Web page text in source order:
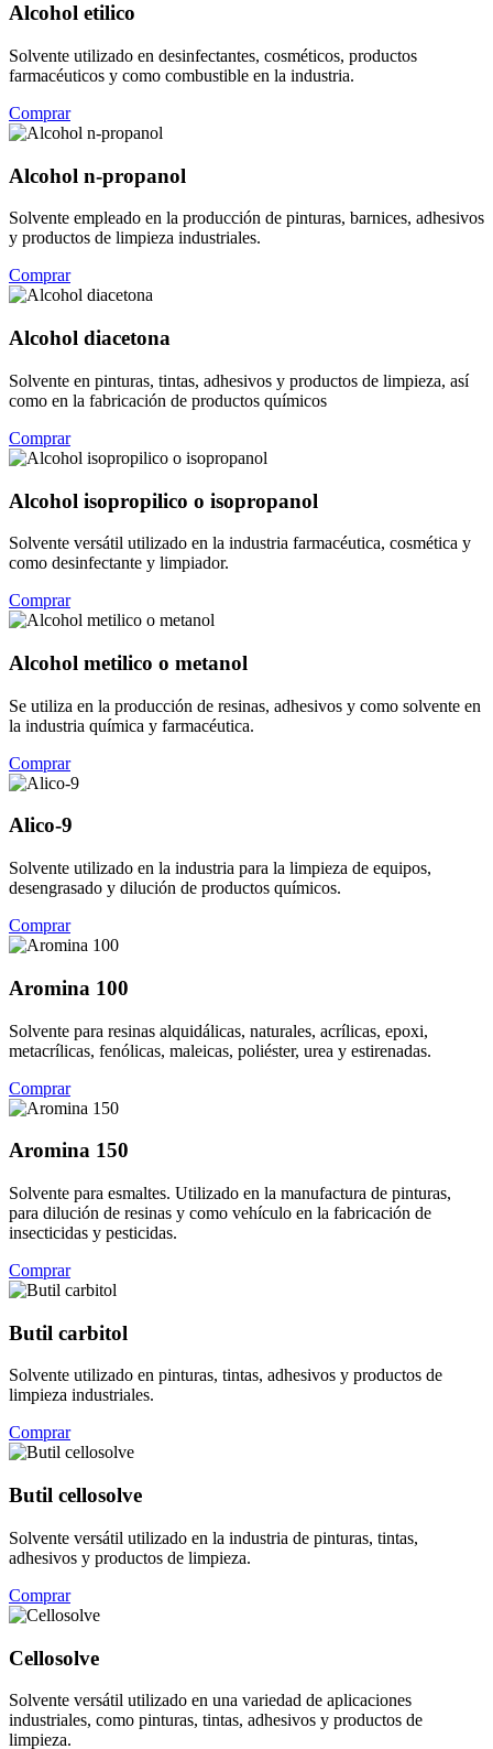
Alcohol etilico
Solvente utilizado en desinfectantes, cosméticos, productos
farmacéuticos y como combustible en la industria.
Comprar
Alcohol n-propanol
Solvente empleado en la producción de pinturas, barnices, adhesivos
y productos de limpieza industriales.
Comprar
Alcohol diacetona
Solvente en pinturas, tintas, adhesivos y productos de limpieza, así
como en la fabricación de productos químicos
Comprar
Alcohol isopropilico o isopropanol
Solvente versátil utilizado en la industria farmacéutica, cosmética y
como desinfectante y limpiador.
Comprar
Alcohol metilico o metanol
Se utiliza en la producción de resinas, adhesivos y como solvente en
la industria química y farmacéutica.
Comprar
Alico-9
Solvente utilizado en la industria para la limpieza de equipos,
desengrasado y dilución de productos químicos.
Comprar
Aromina 100
Solvente para resinas alquidálicas, naturales, acrílicas, epoxi,
metacrílicas, fenólicas, maleicas, poliéster, urea y estirenadas.
Comprar
Aromina 150
Solvente para esmaltes. Utilizado en la manufactura de pinturas,
para dilución de resinas y como vehículo en la fabricación de
insecticidas y pesticidas.
Comprar
Butil carbitol
Solvente utilizado en pinturas, tintas, adhesivos y productos de
limpieza industriales.
Comprar
Butil cellosolve
Solvente versátil utilizado en la industria de pinturas, tintas,
adhesivos y productos de limpieza.
Comprar
Cellosolve
Solvente versátil utilizado en una variedad de aplicaciones
industriales, como pinturas, tintas, adhesivos y productos de
limpieza.